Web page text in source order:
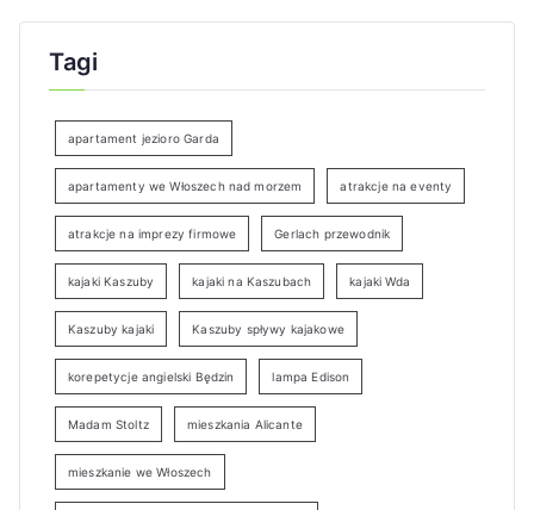
Tagi
apartament jezioro Garda
apartamenty we Włoszech nad morzem atrakcje na eventy
atrakcje na imprezy firmowe Gerlach przewodnik
kajaki Kaszuby kajaki na Kaszubach kajaki Wda
Kaszuby kajaki Kaszuby spływy kajakowe
korepetycje angielski Będzin lampa Edison
Madam Stoltz mieszkania Alicante
mieszkanie we Włoszech